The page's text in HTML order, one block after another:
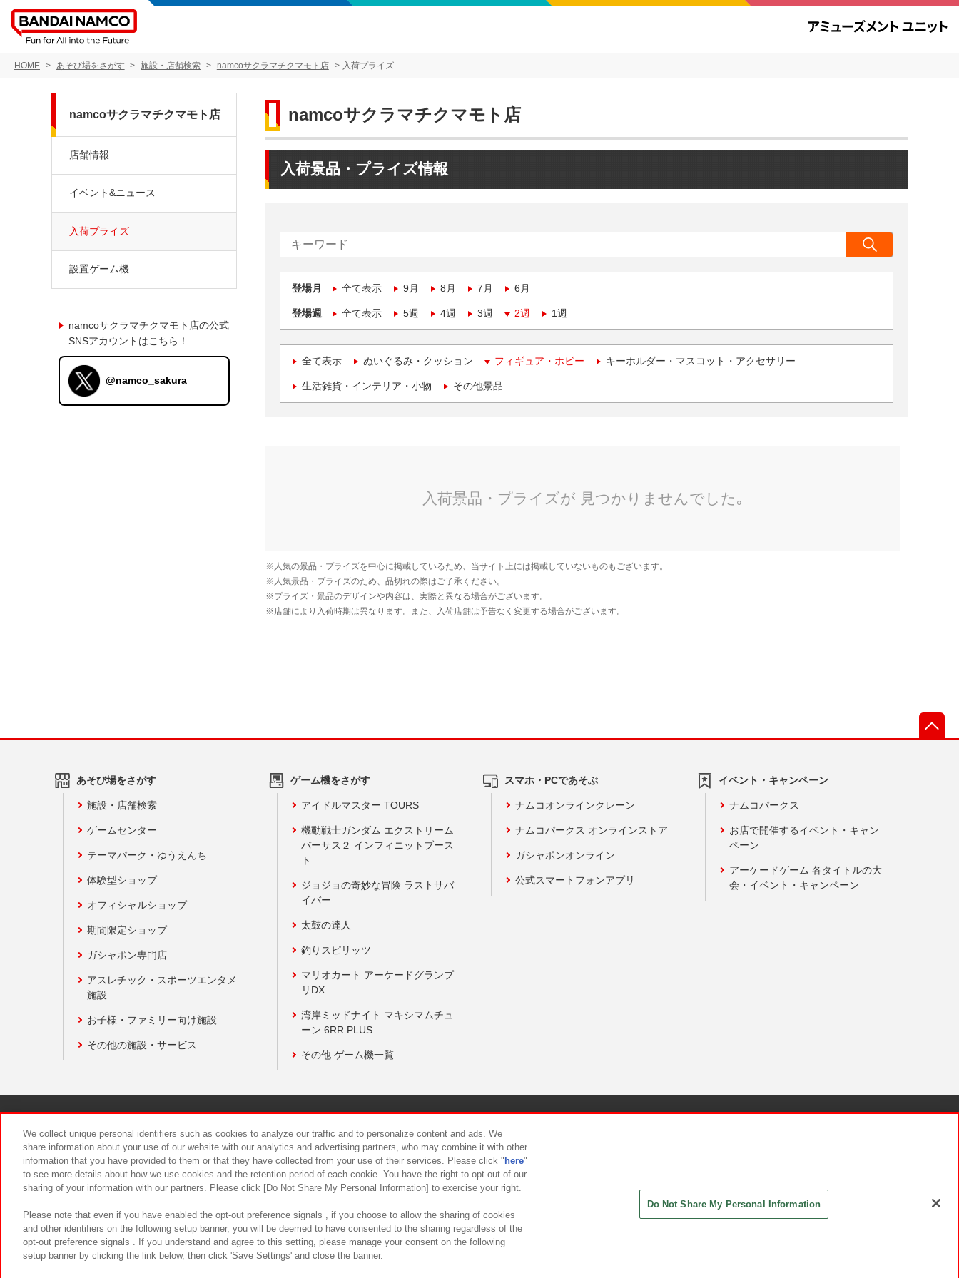
HOME あそび場をさがす 施設・店舗検索 namcoサクラマチクマモト店 入荷プライズ
namcoサクラマチクマモト店
入荷景品・プライズ情報
登場月 全て表示 9月 8月 7月 6月
登場週 全て表示 5週 4週 3週 2週 1週
全て表示 ぬいぐるみ・クッション フィギュア・ホビー キーホルダー・マスコット・アクセサリー
生活雑貨・インテリア・小物 その他景品
namcoサクラマチクマモト店
店舗情報
イベント&ニュース
入荷プライズ
設置ゲーム機
namcoサクラマチクマモト店の公式
SNSアカウントはこちら！
@namco_sakura
あそび場をさがす
施設・店舗検索
ゲームセンター
テーマパーク・ゆうえんち
体験型ショップ
オフィシャルショップ
期間限定ショップ
ガシャポン専門店
アスレチック・スポーツエンタメ
施設
お子様・ファミリー向け施設
その他の施設・サービス
ゲーム機をさがす
アイドルマスター TOURS
機動戦士ガンダム エクストリーム
バーサス２ インフィニットブース
ト
ジョジョの奇妙な冒険 ラストサバ
イバー
太鼓の達人
釣りスピリッツ
マリオカート アーケードグランプ
リDX
湾岸ミッドナイト マキシマムチュ
ーン 6RR PLUS
その他 ゲーム機一覧
スマホ・PCであそぶ
ナムコオンラインクレーン
ナムコパークス オンラインストア
ガシャポンオンライン
公式スマートフォンアプリ
イベント・キャンペーン
ナムコパークス
お店で開催するイベント・キャン
ペーン
アーケードゲーム 各タイトルの大
会・イベント・キャンペーン
食品のご提供について カスタマーハラスメント対応方針
We collect unique personal identifiers such as cookies to analyze our traffic and to personalize content and ads. We
share information about your use of our website with our analytics and advertising partners, who may combine it with other
information that you have provided to them or that they have collected from your use of their services. Please click " here"
to see more details about how we use cookies and the retention period of each cookie. You have the right to opt out of our
sharing of your information with our partners. Please click [Do Not Share My Personal Information] to exercise your right.
Please note that even if you have enabled the opt-out preference signals , if you choose to allow the sharing of cookies
and other identifiers on the following setup banner, you will be deemed to have consented to the sharing regardless of the
opt-out preference signals . If you understand and agree to this setting, please manage your consent on the following
setup banner by clicking the link below, then click 'Save Settings' and close the banner.
Do Not Share My Personal Information